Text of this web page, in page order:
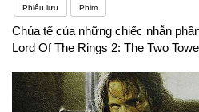
Phiêu lưu Phim
Chúa tể của những chiếc nhẫn
Lord Of The Rings 2: The Two